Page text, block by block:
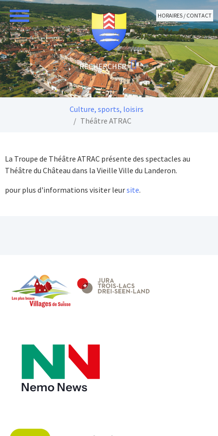
Aller au contenu principal
HORAIRES / CONTACT
Culture, sports, loisirs
Théâtre ATRAC
La Troupe de Théâtre ATRAC présente des spectacles au
Théâtre du Château dans la Vieille Ville du Landeron.
pour plus d'informations visiter leursite.